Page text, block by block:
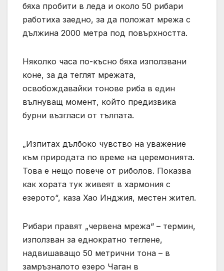
бяха пробити в леда и около 50 рибари
работиха заедно, за да положат мрежа с
дължина 2000 метра под повърхността.
Няколко часа по-късно бяха използвани
коне, за да теглят мрежата,
освобождавайки тонове риба в един
вълнуващ момент, който предизвика
бурни възгласи от тълпата.
„Изпитах дълбоко чувство на уважение
към природата по време на церемонията.
Това е нещо повече от риболов. Показва
как хората тук живеят в хармония с
езерото“, каза Хао Инджия, местен жител.
Рибари правят „червена мрежа“ – термин,
използван за еднократно теглене,
надвишаващо 50 метрични тона – в
замръзналото езеро Чаган в